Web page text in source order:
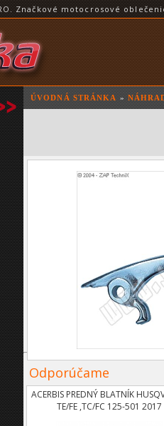
Značkové motocrosové
ÚVODNÁ STRÁNKA »
Odporúčame
ACERBIS PREDNÝ BLATNÍK
TE/FE ,TC/FC 125-501 2017